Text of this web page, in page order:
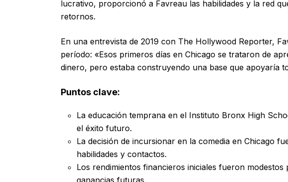
lucrativo, proporcionó a Favreau las habilidades y la red
retornos.
En una entrevista de 2019 con The Hollywood Reporter,
período: «Esos primeros días en Chicago se trataron de
dinero, pero estaba construyendo una base que apoyaría
Puntos clave:
La educación temprana en el Instituto Bronx High
el éxito futuro.
La decisión de incursionar en la comedia en Chicago
habilidades y contactos.
Los rendimientos financieros iniciales fueron
ganancias futuras.